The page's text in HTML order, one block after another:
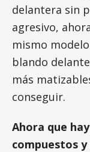
delantera sin
agresivo,
mismo
blando
más
conseguir.
Ahora que
compuestos y